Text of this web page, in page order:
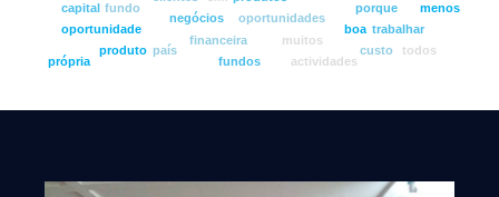
porque
fundo
oportunidades
negócios
trabalhar
oportunidade boa
muitos
financeira
capital
todos
custo
produto
menos
actividades
país
fundos
própria